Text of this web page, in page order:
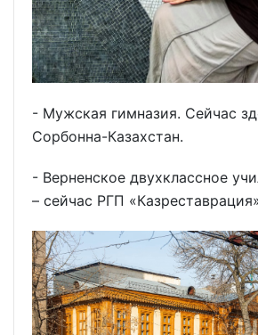
- Мужская гимназия. Сейчас
Сорбонна-Казахстан.
- Верненское двухклассное
– сейчас РГП